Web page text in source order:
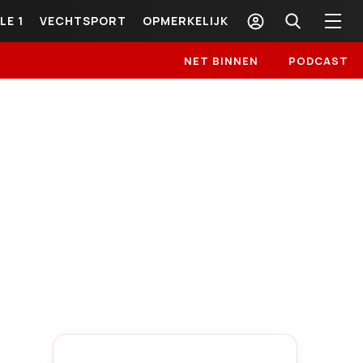
1 VECHTSPORT OPMERKELIJK
NET BINNEN PODCAST